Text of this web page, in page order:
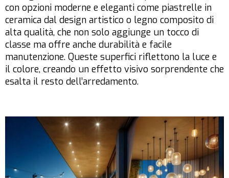
con opzioni moderne e eleganti come piastrelle in
ceramica dal design artistico o legno composito di
alta qualità, che non solo aggiunge un tocco di
classe ma offre anche durabilità e facile
manutenzione. Queste superfici riflettono la luce e
il colore, creando un effetto visivo sorprendente che
esalta il resto dell’arredamento.